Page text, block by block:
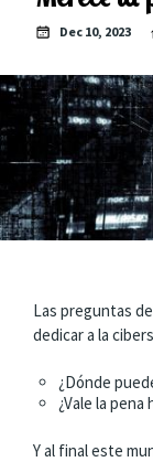
Dec 10, 2023
Las preguntas
dedicar a la
¿Dónde
¿Vale la
Y al final este